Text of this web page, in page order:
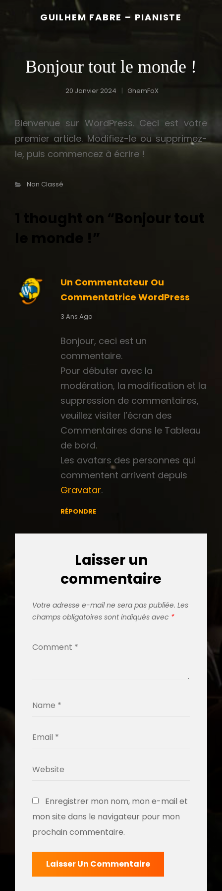
GUILHEM FABRE – PIANISTE
Bonjour tout le monde !
20 Janvier 2024 GhemFoX
Bienvenue sur WordPress. Ceci est votre
premier article. Modifiez-le ou supprimez-
le, puis commencez à écrire !
Categories
Non Classé
Bonjour tout
Un Commentateur Ou
Commentatrice WordPress
says:
3 Ans Ago
Bonjour, ceci est un
commentaire.
Pour débuter avec la
modération, la modification et la
suppression de commentaires,
veuillez visiter l’écran des
Commentaires dans le Tableau
de bord.
Les avatars des personnes qui
commentent arrivent depuis
Gravatar.
RÉPONDRE
Laisser un
commentaire
Votre adresse e-mail ne sera pas publiée. Les
champs obligatoires sont indiqués avec *
Enregistrer mon nom, mon e-mail et
mon site dans le navigateur pour mon
prochain commentaire.